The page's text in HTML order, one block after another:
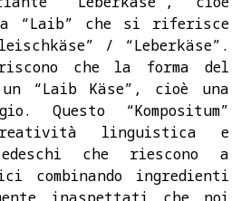
“Laib” che si riferisce
/ “Leberkäse”.
che la forma del
“Laib Käse”, cioè una
Questo “Kompositum”
linguistica e
che riescono a
combinando ingredienti